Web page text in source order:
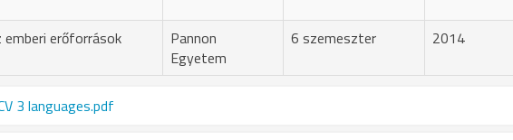
emberi erőforrások
Pannon
Egyetem
6 szemeszter 2014
3 languages.pdf